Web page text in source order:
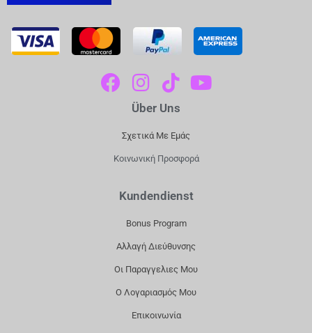
F
A
B
O
I
N
S
T
A
R
M
T
I
K
T
O
Y
O
Über Uns
Σχετικά Με Εμάς
Κοινωνική Προσφορά
Kundendienst
Bonus Program
Αλλαγή Διεύθυνσης
Οι Παραγγελιες Μου
Ο Λογαριασμός Μου
Επικοινωνία